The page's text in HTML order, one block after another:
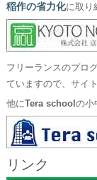
稲作の省力化に取り
フリーランスのプロ
ていますので、サイ
他にTera school の小
リンク